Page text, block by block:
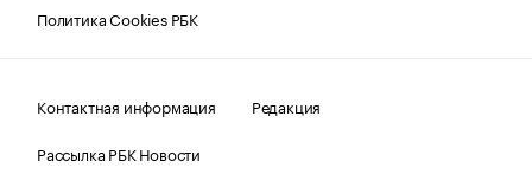
Политика Cookies РБК
Контактная информация
Редакция
Рассылка РБК Новости